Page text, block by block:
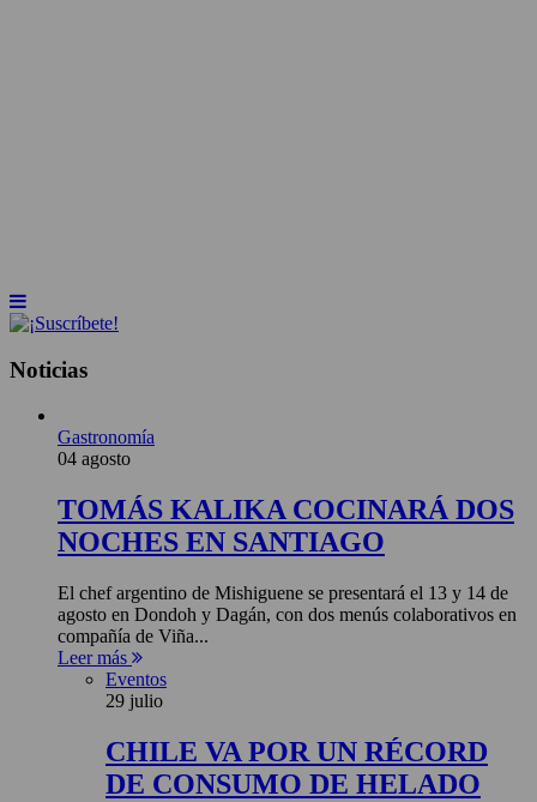
Noticias
Gastronomía
04 agosto
TOMÁS KALIKA COCINARÁ DOS
NOCHES EN SANTIAGO
El chef argentino de Mishiguene se presentará el 13 y 14 de
agosto en Dondoh y Dagán, con dos menús colaborativos en
compañía de Viña...
Leer más
Eventos
29 julio
CHILE VA POR UN RÉCORD
DE CONSUMO DE HELADO